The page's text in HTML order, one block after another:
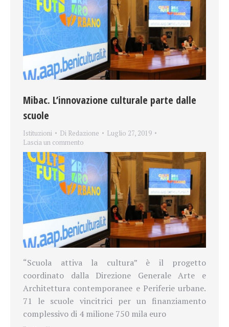
Mibac. L’innovazione culturale parte dalle
scuole
Istituzioni Di Redazione
Luglio 27, 2019
Lascia un commento
“Scuola attiva la cultura” è il progetto
coordinato dalla Direzione Generale Arte e
Architettura contemporanee e Periferie urbane.
71 le scuole vincitrici per un finanziamento
complessivo di 4 milione 750 mila euro